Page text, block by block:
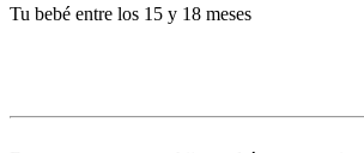
Tu bebé entre los 15 y 18 meses